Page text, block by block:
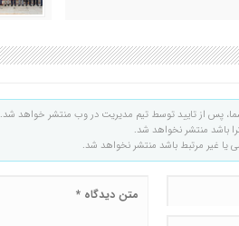
پس از تایید توسط تیم مدیریت در وب منتشر خواهد شد.
باشد منتشر نخواهد شد.
یا غیر مرتبط باشد منتشر نخواهد شد.